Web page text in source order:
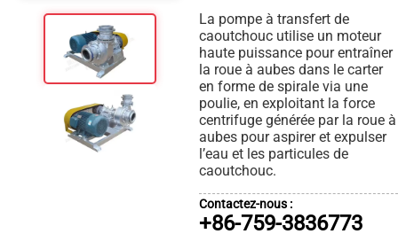
La pompe à transfert de
caoutchouc utilise un moteur
haute puissance pour entraîner
la roue à aubes dans le carter
en forme de spirale via une
poulie, en exploitant la force
centrifuge générée par la roue à
aubes pour aspirer et expulser
l’eau et les particules de
caoutchouc.
Contactez-nous :
+86-759-3836773